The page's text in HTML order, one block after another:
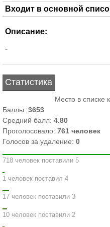
Входит в основной
Описание:
-
Статистика
Место в списке
Баллы: 3653
Средний балл: 4.80
Проголосовало: 761 человек
Голосов за удаление: 0
718 человек поставили 5
1 человек поставил 4
17 человек поставили 3
10 человек поставили 2